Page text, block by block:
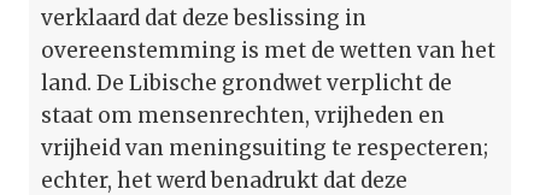
verklaard dat deze beslissing in
overeenstemming is met de wetten van het
land. De Libische grondwet verplicht de
staat om mensenrechten, vrijheden en
vrijheid van meningsuiting te respecteren;
echter, het werd benadrukt dat deze